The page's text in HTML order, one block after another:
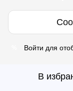
Войти для
В